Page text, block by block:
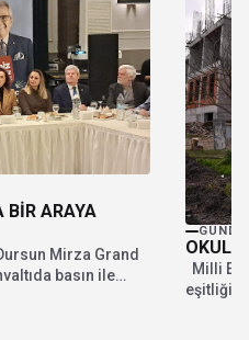
BİR ARAYA
Mirza Grand
basın ile
OKUL
Milli
eşitliğini